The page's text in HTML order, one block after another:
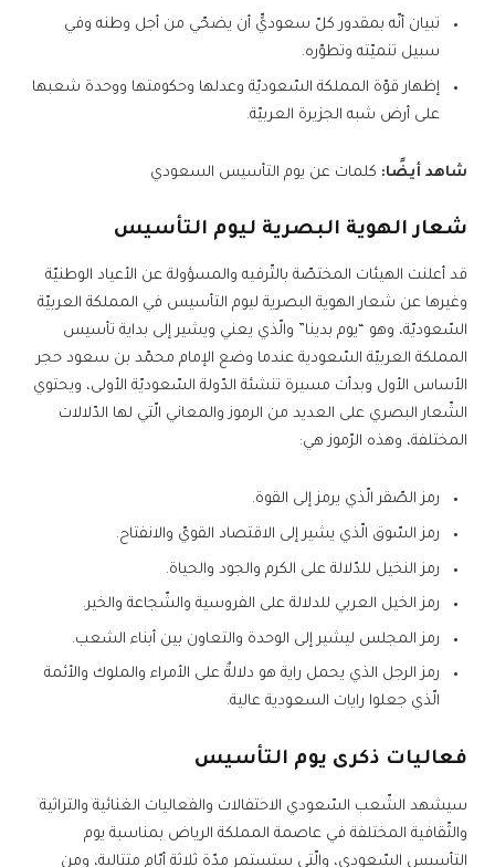
تبيان أنّه بمقدور كلّ سعوديٍّ أن يضحّي من أجل وطنه وفي
سبيل تنميّته وتطوّره.
إظهار قوّة المملكة السّعوديّة وعدلها وحكومتها ووحدة شعبها
على أرض شبه الجزيرة العربيّة.
شاهد أيضًا: كلمات عن يوم التأسيس السعودي
شعار الهوية البصرية ليوم التأسيس
قد أعلنت الهيئات المختصّة بالتّرفيه والمسؤولة عن الأعياد الوطنيّة
وغيرها عن شعار الهوية البصرية ليوم التأسيس في المملكة العربيّة
السّعوديّة، وهو “يوم بدينا” والّذي يعني ويشير إلى بداية تأسيس
المملكة العربيّة السّعودية عندما وضع الإمام محمّد بن سعود حجر
الأساس الأول وبدأت مسيرة تنشئة الدّولة السّعوديّة الأولى، ويحتوي
الشّعار البصري على العديد من الرموز والمعاني الّتي لها الدّلالات
المختلفة، وهذه الرّموز هي:
رمز الصّقر الّذي يرمز إلى القوة.
رمز السّوق الّذي يشير إلى الاقتصاد القويّ والانفتاح.
رمز النخيل للدّلالة على الكرم والجود والحياة.
رمز الخيل العربي للدلالة على الفروسية والشّجاعة والخير.
رمز المجلس ليشير إلى الوحدة والتعاون بين أبناء الشعب.
رمز الرجل الذي يحمل راية هو دلالةٌ على الأمراء والملوك والأئمة
الّذي جعلوا رايات السعودية عالية.
فعاليات ذكرى يوم التأسيس
سيشهد الشّعب السّعودي الاحتفالات والفعاليات الغنائية والتراثية
والثّقافية المختلفة في عاصمة المملكة الرياض بمناسبة يوم
التأسيس السّعودي، والّتي ستستمر مدّة ثلاثة أيّام متتالية، ومن